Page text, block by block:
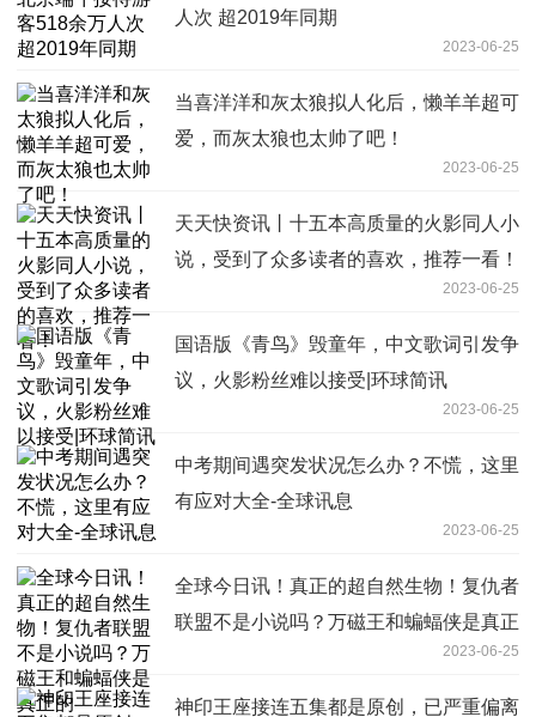
人次 超2019年同期
2023-06-25
当喜洋洋和灰太狼拟人化后，懒羊羊超可
爱，而灰太狼也太帅了吧！
2023-06-25
天天快资讯丨十五本高质量的火影同人小
说，受到了众多读者的喜欢，推荐一看！
2023-06-25
国语版《青鸟》毁童年，中文歌词引发争
议，火影粉丝难以接受|环球简讯
2023-06-25
中考期间遇突发状况怎么办？不慌，这里
有应对大全-全球讯息
2023-06-25
全球今日讯！真正的超自然生物！复仇者
联盟不是小说吗？万磁王和蝙蝠侠是真正
2023-06-25
神印王座接连五集都是原创，已严重偏离